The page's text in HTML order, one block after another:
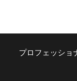
プロフェッショ